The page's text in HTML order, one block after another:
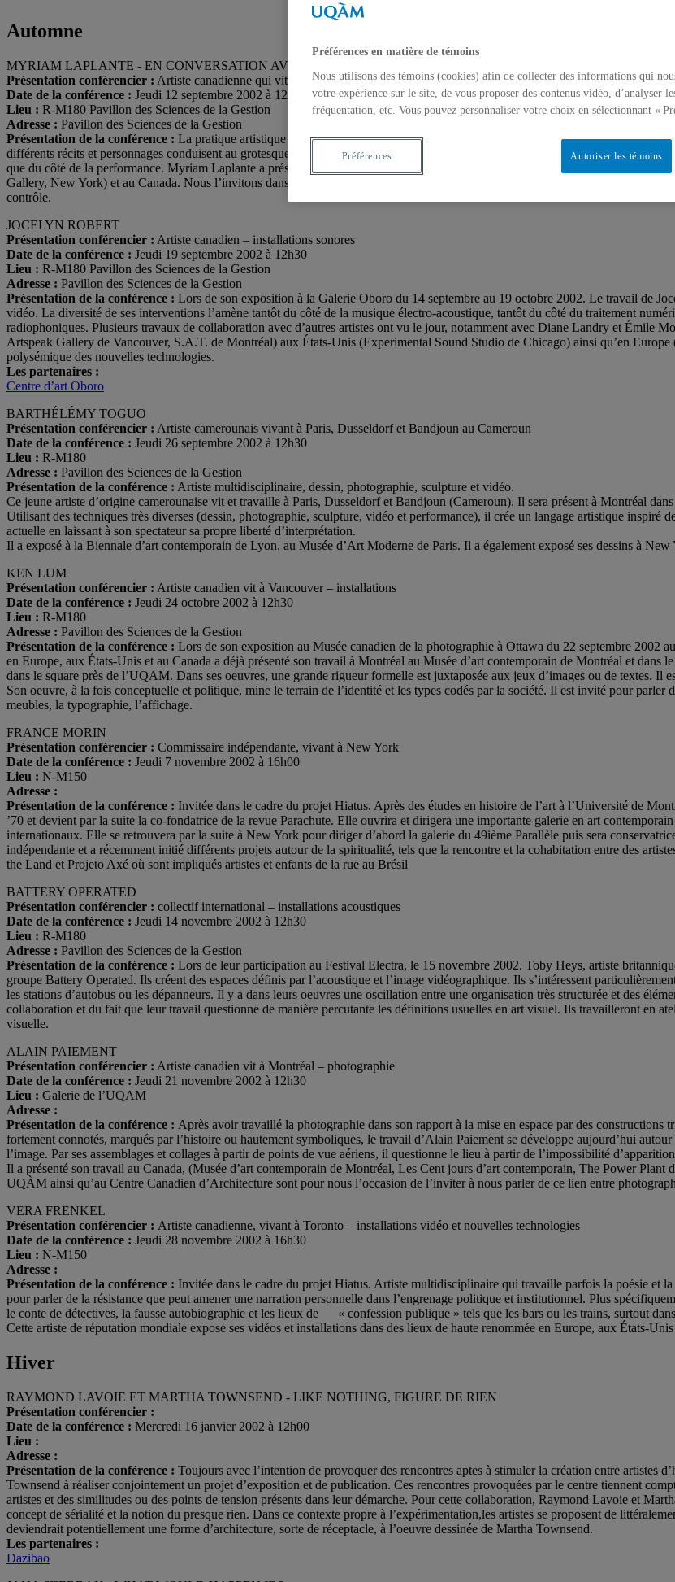
Automne
MYRIAM LAPLANTE - EN CONVERSATION AVEC MONIQUE RÉGIMBALD-ZEIBER
Présentation conférencier : Artiste canadienne qui vit en Italie – performance, installation
Date de la conférence : Jeudi 12 septembre 2002 à 12h30
Lieu : R-M180 Pavillon des Sciences de la Gestion
Adresse : Pavillon des Sciences de la Gestion
Présentation de la conférence : La pratique artistique de Myriam Laplante puise dans un imaginaire théâtral où se côtoient
différents récits et personnages conduisent au grotesque ou à l’ironie. Son travail se manifeste tantôt du côté de la sculpture et de
que du côté de la performance. Myriam Laplante a présenté son travail surtout en Italie (Il Ponte Contemporaneo, Rome) et en
Gallery, New York) et au Canada. Nous l’invitons dans le contexte de son prochain passage à la Galerie UQÀM afin qu’elle
contrôle.
JOCELYN ROBERT
Présentation conférencier : Artiste canadien – installations sonores
Date de la conférence : Jeudi 19 septembre 2002 à 12h30
Lieu : R-M180 Pavillon des Sciences de la Gestion
Adresse : Pavillon des Sciences de la Gestion
Présentation de la conférence : Lors de son exposition à la Galerie Oboro du 14 septembre au 19 octobre 2002. Le travail de
vidéo. La diversité de ses interventions l’amène tantôt du côté de la musique électro-acoustique, tantôt du côté du traitement
radiophoniques. Plusieurs travaux de collaboration avec d’autres artistes ont vu le jour, notamment avec Diane Landry et Émile
Artspeak Gallery de Vancouver, S.A.T. de Montréal) aux États-Unis (Experimental Sound Studio de Chicago) ainsi qu’en
polysémique des nouvelles technologies.
Les partenaires :
Centre d’art Oboro
BARTHÉLÉMY TOGUO
Présentation conférencier : Artiste camerounais vivant à Paris, Dusseldorf et Bandjoun au Cameroun
Date de la conférence : Jeudi 26 septembre 2002 à 12h30
Lieu : R-M180
Adresse : Pavillon des Sciences de la Gestion
Présentation de la conférence : Artiste multidisciplinaire, dessin, photographie, sculpture et vidéo.
Ce jeune artiste d’origine camerounaise vit et travaille à Paris, Dusseldorf et Bandjoun (Cameroun). Il sera présent à Montréal
Utilisant des techniques très diverses (dessin, photographie, sculpture, vidéo et performance), il crée un langage artistique inspiré
actuelle en laissant à son spectateur sa propre liberté d’interprétation.
Il a exposé à la Biennale d’art contemporain de Lyon, au Musée d’Art Moderne de Paris. Il a également exposé ses dessins à New
KEN LUM
Présentation conférencier : Artiste canadien vit à Vancouver – installations
Date de la conférence : Jeudi 24 octobre 2002 à 12h30
Lieu : R-M180
Adresse : Pavillon des Sciences de la Gestion
Présentation de la conférence : Lors de son exposition au Musée canadien de la photographie à Ottawa du 22 septembre 2002
en Europe, aux États-Unis et au Canada a déjà présenté son travail à Montréal au Musée d’art contemporain de Montréal et
dans le square près de l’UQAM. Dans ses oeuvres, une grande rigueur formelle est juxtaposée aux jeux d’images ou de textes. Il
Son oeuvre, à la fois conceptuelle et politique, mine le terrain de l’identité et les types codés par la société. Il est invité pour parler
meubles, la typographie, l’affichage.
FRANCE MORIN
Présentation conférencier : Commissaire indépendante, vivant à New York
Date de la conférence : Jeudi 7 novembre 2002 à 16h00
Lieu : N-M150
Adresse :
Présentation de la conférence : Invitée dans le cadre du projet Hiatus. Après des études en histoire de l’art à l’Université de
’70 et devient par la suite la co-fondatrice de la revue Parachute. Elle ouvrira et dirigera une importante galerie en art
internationaux. Elle se retrouvera par la suite à New York pour diriger d’abord la galerie du 49ième Parallèle puis sera
indépendante et a récemment initié différents projets autour de la spiritualité, tels que la rencontre et la cohabitation entre des
the Land et Projeto Axé où sont impliqués artistes et enfants de la rue au Brésil
BATTERY OPERATED
Présentation conférencier : collectif international – installations acoustiques
Date de la conférence : Jeudi 14 novembre 2002 à 12h30
Lieu : R-M180
Adresse : Pavillon des Sciences de la Gestion
Présentation de la conférence : Lors de leur participation au Festival Electra, le 15 novembre 2002. Toby Heys, artiste
groupe Battery Operated. Ils créent des espaces définis par l’acoustique et l’image vidéographique. Ils s’intéressent
les stations d’autobus ou les dépanneurs. Il y a dans leurs oeuvres une oscillation entre une organisation très structurée et des
collaboration et du fait que leur travail questionne de manière percutante les définitions usuelles en art visuel. Ils travailleront en
visuelle.
ALAIN PAIEMENT
Présentation conférencier : Artiste canadien vit à Montréal – photographie
Date de la conférence : Jeudi 21 novembre 2002 à 12h30
Lieu : Galerie de l’UQAM
Adresse :
Présentation de la conférence : Après avoir travaillé la photographie dans son rapport à la mise en espace par des
fortement connotés, marqués par l’histoire ou hautement symboliques, le travail d’Alain Paiement se développe aujourd’hui
l’image. Par ses assemblages et collages à partir de points de vue aériens, il questionne le lieu à partir de l’impossibilité
Il a présenté son travail au Canada, (Musée d’art contemporain de Montréal, Les Cent jours d’art contemporain, The Power
UQÀM ainsi qu’au Centre Canadien d’Architecture sont pour nous l’occasion de l’inviter à nous parler de ce lien entre
VERA FRENKEL
Présentation conférencier : Artiste canadienne, vivant à Toronto – installations vidéo et nouvelles technologies
Date de la conférence : Jeudi 28 novembre 2002 à 16h30
Lieu : N-M150
Adresse :
Présentation de la conférence : Invitée dans le cadre du projet Hiatus. Artiste multidisciplinaire qui travaille parfois la poésie et
pour parler de la résistance que peut amener une narration personnelle dans l’engrenage politique et institutionnel. Plus
le conte de détectives, la fausse autobiographie et les lieux de « confession publique » tels que les bars ou les trains, surtout
Cette artiste de réputation mondiale expose ses vidéos et installations dans des lieux de haute renommée en Europe, aux États-
Hiver
RAYMOND LAVOIE ET MARTHA TOWNSEND - LIKE NOTHING, FIGURE DE RIEN
Présentation conférencier :
Date de la conférence : Mercredi 16 janvier 2002 à 12h00
Lieu :
Adresse :
Présentation de la conférence : Toujours avec l’intention de provoquer des rencontres aptes à stimuler la création entre artistes
Townsend à réaliser conjointement un projet d’exposition et de publication. Ces rencontres provoquées par le centre tiennent
artistes et des similitudes ou des points de tension présents dans leur démarche. Pour cette collaboration, Raymond Lavoie et
concept de sérialité et la notion du presque rien. Dans ce contexte propre à l’expérimentation,les artistes se proposent de
deviendrait potentiellement une forme d’architecture, sorte de réceptacle, à l’oeuvre dessinée de Martha Townsend.
Les partenaires :
Dazibao
Préférences en matière de témoins
Nous utilisons des témoins (cookies) afin de collecter des informations qui
votre expérience sur le site, de vous proposer des contenus vidéo, d’analyser
fréquentation, etc. Vous pouvez personnaliser votre choix en sélectionnant «
Autoriser les témoins
Préférences